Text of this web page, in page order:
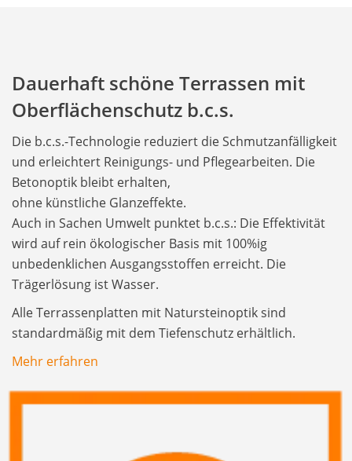
Dauerhaft schöne Terrassen mit
Oberflächenschutz b.c.s.
Die b.c.s.-Technologie reduziert die Schmutzanfälligkeit
und erleichtert Reinigungs- und Pﬂegearbeiten. Die
Betonoptik bleibt erhalten,
ohne künstliche Glanzeffekte.
Auch in Sachen Umwelt punktet b.c.s.: Die Effektivität
wird auf rein ökologischer Basis mit 100%ig
unbedenklichen Ausgangsstoffen erreicht. Die
Trägerlösung ist Wasser.
Alle Terrassenplatten mit Natursteinoptik sind
standardmäßig mit dem Tiefenschutz erhältlich.
Mehr erfahren